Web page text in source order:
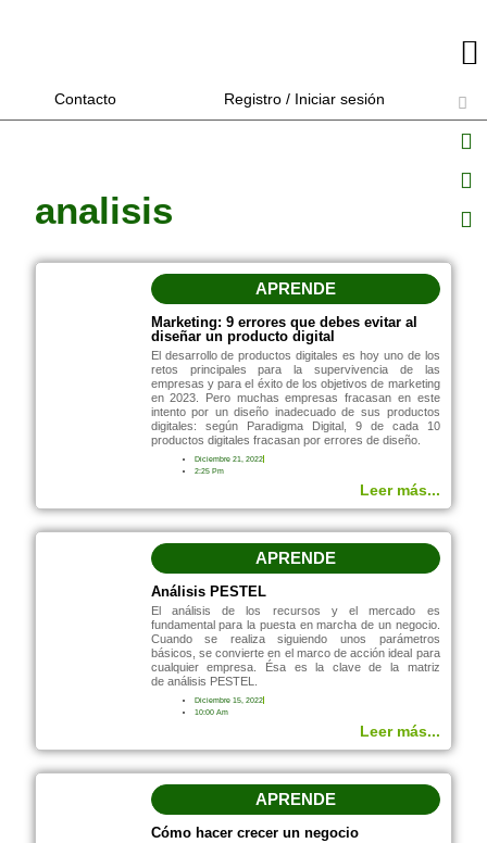
Contacto Registro / Iniciar sesión
analisis
APRENDE
Marketing: 9 errores que debes evitar al
diseñar un producto digital
El desarrollo de productos digitales es hoy uno de los
retos principales para la supervivencia de las
empresas y para el éxito de los objetivos de marketing
en 2023. Pero muchas empresas fracasan en este
intento por un diseño inadecuado de sus productos
digitales: según Paradigma Digital, 9 de cada 10
productos digitales fracasan por errores de diseño.
Diciembre 21, 2022
2:25 Pm
Leer más...
APRENDE
Análisis PESTEL
El análisis de los recursos y el mercado es
fundamental para la puesta en marcha de un negocio.
Cuando se realiza siguiendo unos parámetros
básicos, se convierte en el marco de acción ideal para
cualquier empresa. Ésa es la clave de la matriz
de análisis PESTEL.
Diciembre 15, 2022
10:00 Am
Leer más...
APRENDE
Cómo hacer crecer un negocio